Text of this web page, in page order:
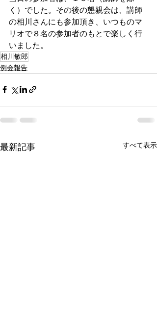
く）でした。その後の懇親会は、講師
の相川さんにも参加頂き、いつものマ
リオで８名の参加者のもとで楽しく行
いました。
相川敏郎
例会報告
最新記事 すべて表示